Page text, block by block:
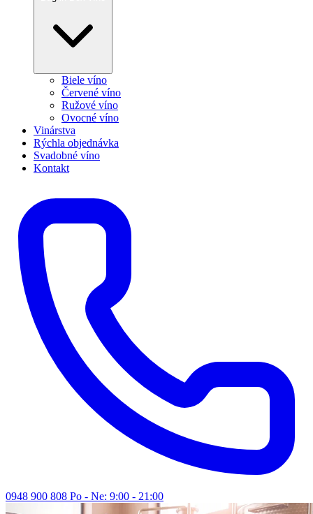
Biele víno
Červené víno
Ružové víno
Ovocné víno
Vinárstva
Rýchla objednávka
Svadobné víno
Kontakt
0948 900 808 Po - Ne: 9:00 - 21:00